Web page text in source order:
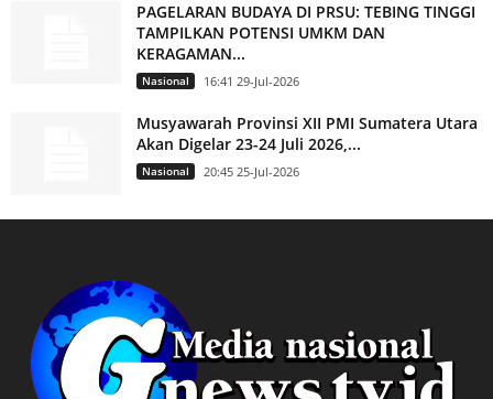
PAGELARAN BUDAYA DI PRSU: TEBING TINGGI
TAMPILKAN POTENSI UMKM DAN
KERAGAMAN...
Nasional 16:41 29-Jul-2026
Musyawarah Provinsi XII PMI Sumatera Utara
Akan Digelar 23-24 Juli 2026,...
Nasional 20:45 25-Jul-2026